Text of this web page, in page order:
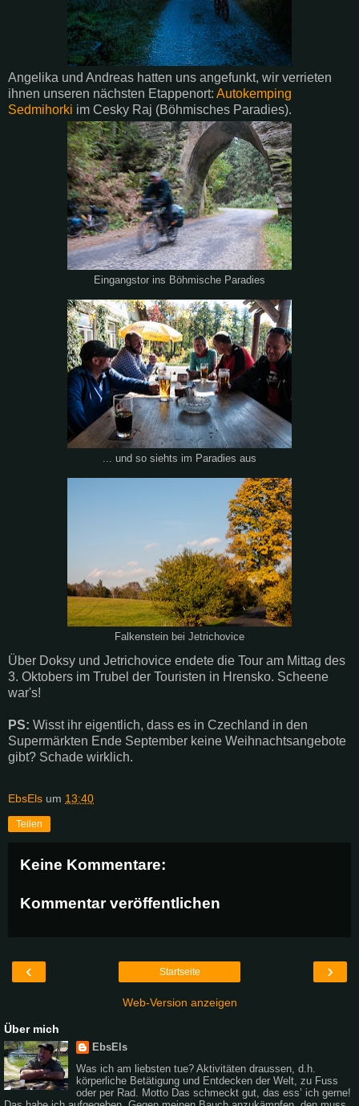
Angelika und Andreas hatten uns angefunkt, wir verrieten
ihnen unseren nächsten Etappenort: Autokemping
Sedmihorki im Cesky Raj (Böhmisches Paradies).
Eingangstor ins Böhmische Paradies
... und so siehts im Paradies aus
Falkenstein bei Jetrichovice
Über Doksy und Jetrichovice endete die Tour am Mittag des
3. Oktobers im Trubel der Touristen in Hrensko. Scheene
war's!
PS: Wisst ihr eigentlich, dass es in Czechland in den
Supermärkten Ende September keine Weihnachtsangebote
gibt? Schade wirklich.
EbsEls um 13:40
Teilen
Keine Kommentare:
Kommentar veröffentlichen
‹ ›
Startseite
Web-Version anzeigen
Über mich
EbsEls
Was ich am liebsten tue? Aktivitäten draussen, d.h.
körperliche Betätigung und Entdecken der Welt, zu Fuss
oder per Rad. Motto Das schmeckt gut, das ess’ ich gerne!